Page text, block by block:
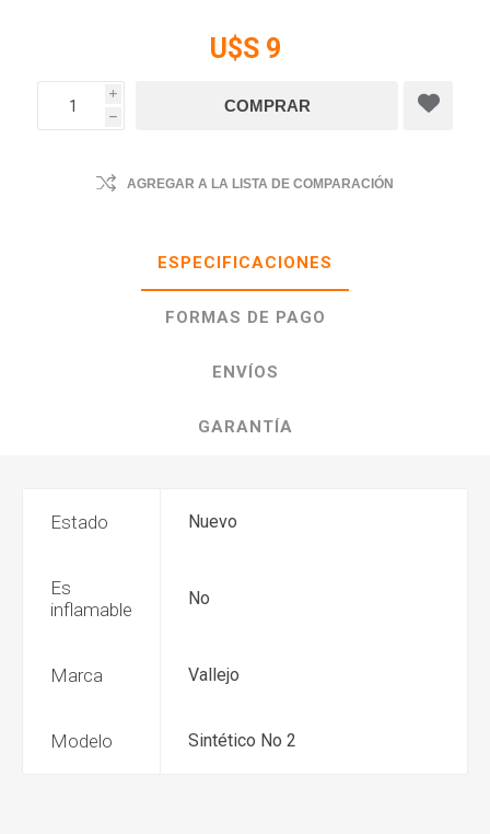
U$S 9
i
h
AGREGAR A LA LISTA DE COMPARACIÓN
ESPECIFICACIONES
FORMAS DE PAGO
ENVÍOS
GARANTÍA
Estado Nuevo
Es
inflamable
No
Marca Vallejo
Modelo Sintético No 2